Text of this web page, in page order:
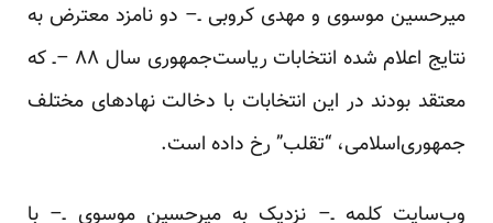
میرحسین موسوی و مهدی کروبی ـ– دو نامزد معترض به
نتایج اعلام شده انتخابات ریاست‌جمهوری سال ۸۸ –ـ که
معتقد بودند در این انتخابات با دخالت نهادهای مختلف
جمهوری‌اسلامی، “تقلب” رخ داده است.
وب‌سایت کلمه ـ– نزدیک به میرحسین موسوی ـ– با